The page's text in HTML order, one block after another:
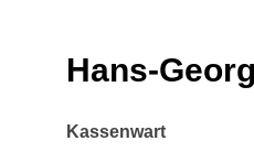
Hans-
Kassenwart